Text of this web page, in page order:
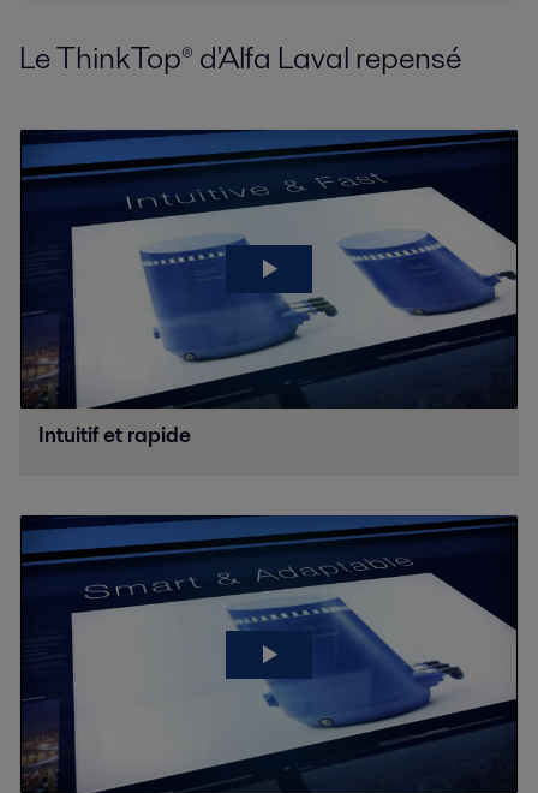
Le ThinkTop® d'Alfa Laval repensé
Intuitif et rapide